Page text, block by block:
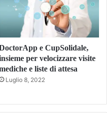
e CupSolidale,
per velocizzare visite
e liste di attesa
Luglio 8, 2022